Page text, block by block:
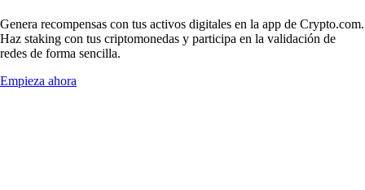
Genera recompensas con tus activos digitales en la app de Crypto.com.
Haz staking con tus criptomonedas y participa en la validación de
redes de forma sencilla.
Empieza ahora